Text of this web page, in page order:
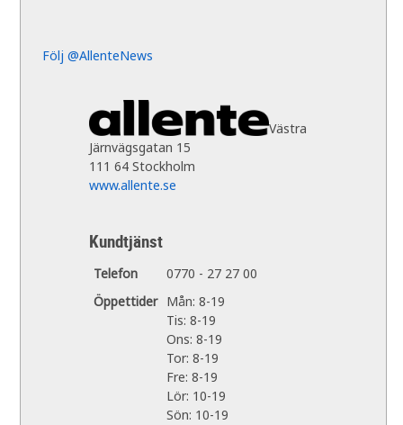
Följ @AllenteNews
Västra
Järnvägsgatan 15
111 64 Stockholm
www.allente.se
Kundtjänst
Telefon
0770 - 27 27 00
Öppettider Mån: 8-19
Tis: 8-19
Ons: 8-19
Tor: 8-19
Fre: 8-19
Lör: 10-19
Sön: 10-19